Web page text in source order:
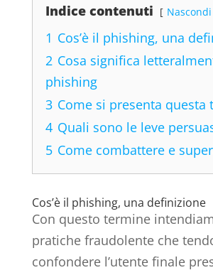
Indice contenuti Nascondi
1 Cos’è il phishing, una
2 Cosa significa
phishing
3 Come si presenta questa
4 Quali sono le leve
5 Come combattere e
Cos’è il phishing, una definizione
Con questo termine
pratiche fraudolente che
confondere l’utente finale